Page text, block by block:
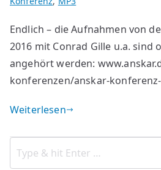
Endlich – die Aufnahmen von
2016 mit Conrad Gille u.a. sind
angehört werden:
konferenzen/anskar-
Weiterlesen